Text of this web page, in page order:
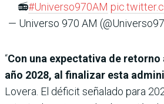
📻#Universo970AM
— Universo 970 AM
“Con una expectativa de retorno
año 2028, al finalizar esta
Lovera. El déficit señalado para